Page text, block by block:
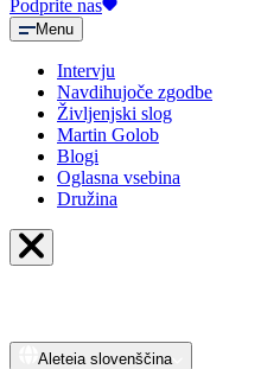
Podprite nas
Menu
Intervju
Navdihujoče zgodbe
Življenjski slog
Martin Golob
Blogi
Oglasna vsebina
Družina
Aleteia slovenščina